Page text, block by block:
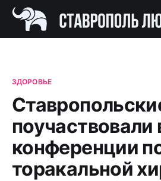
ЗДОРОВЬЕ
поучаствовали
конференции
торакальной